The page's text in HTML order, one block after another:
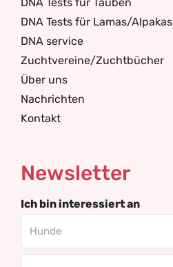
DNA Tests für Lamas/Alpakas
DNA service
Zuchtvereine/Zuchtbücher
Über uns
Nachrichten
Kontakt
Newsletter
Ich bin interessiert an